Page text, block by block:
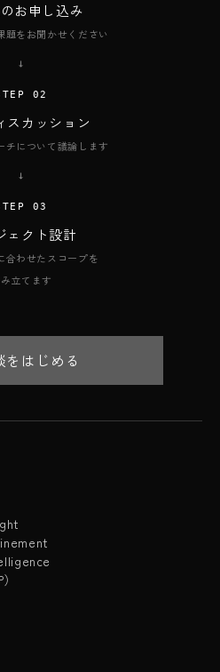
お申し込み
題をお聞かせください
→
02
スカッション
チについて議論します
→
03
ェクト設計
合わせたスコープを
立てます
をはじめる